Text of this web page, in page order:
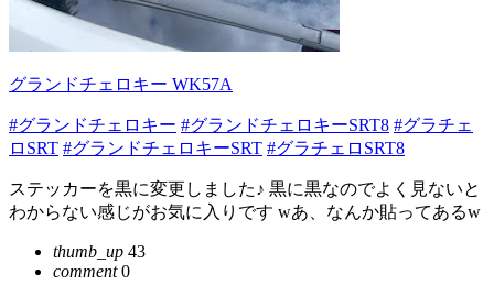
グランドチェロキー WK57A
#グランドチェロキー #グランドチェロキーSRT8 #グラチェ
ロSRT #グランドチェロキーSRT #グラチェロSRT8
ステッカーを黒に変更しました♪ 黒に黒なのでよく見ないと
わからない感じがお気に入りです wあ、なんか貼ってあるw
thumb_up 43
comment0